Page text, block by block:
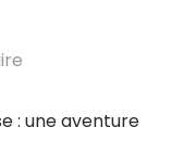
: une aventure